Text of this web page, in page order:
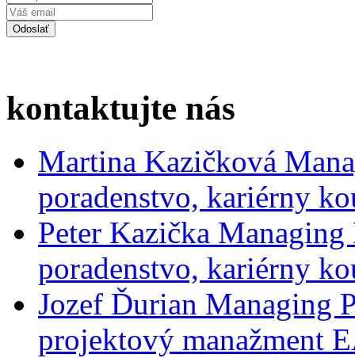
kontaktujte nás
Martina Kazičková
poradenstvo, kariérny
Peter Kazička
poradenstvo, kariérny
Jozef Ďurian Managing
projektový manažment